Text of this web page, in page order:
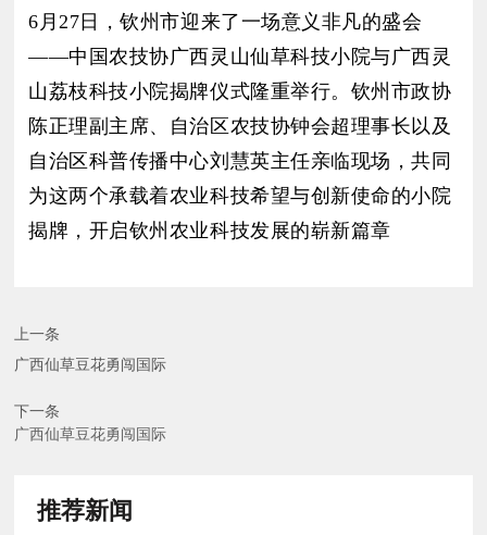
6 月27日，钦州市迎来了一场意义非凡的盛会
——中国农技协广西灵山仙草科技小院与广西灵
山荔枝科技小院揭牌仪式隆重举行。钦州市政协
陈正理副主席、自治区农技协钟会超理事长以及
自治区科普传播中心刘慧英主任亲临现场，共同
为这两个承载着农业科技希望与创新使命的小院
揭牌，开启钦州农业科技发展的崭新篇章
上一条
广西仙草豆花勇闯国际
下一条
广西仙草豆花勇闯国际
推荐新闻